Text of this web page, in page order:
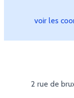
voir les
2 rue de